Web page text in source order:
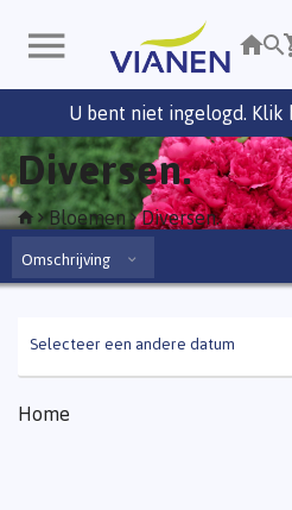
U bent niet ingelogd. Klik
Diversen.
Bloemen Diversen.
Omschrijving
Selecteer een andere datum
Home